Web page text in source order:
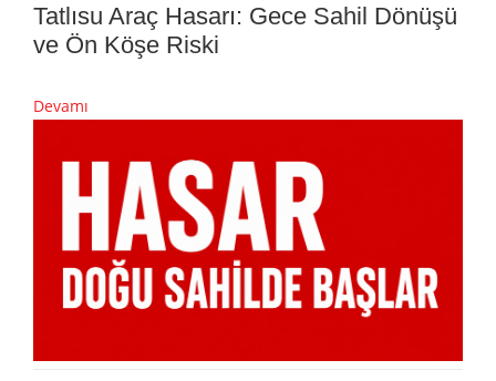
Tatlısu Araç Hasarı: Gece Sahil Dönüşü
ve Ön Köşe Riski
Devamı